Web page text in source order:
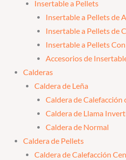
Insertable a Pellets
Insertable a Pellets de
Insertable a Pellets de
Insertable a Pellets
Accesorios de
Calderas
Caldera de Leña
Caldera de Calefacción
Caldera de Llama
Caldera de Normal
Caldera de Pellets
Caldera de Calefacción